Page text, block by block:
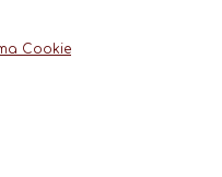
та Cookie